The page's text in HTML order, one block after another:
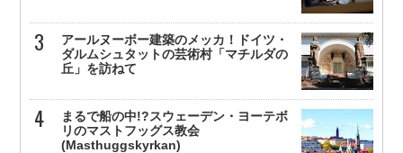
アールヌーボー建築のメッカ！ドイツ・
ダルムシュタットの芸術村「マチルダの
丘」を訪ねて
まるで船の中!?スウェーデン・ヨーテボ
リのマストフッグス教会
(Masthuggskyrkan)